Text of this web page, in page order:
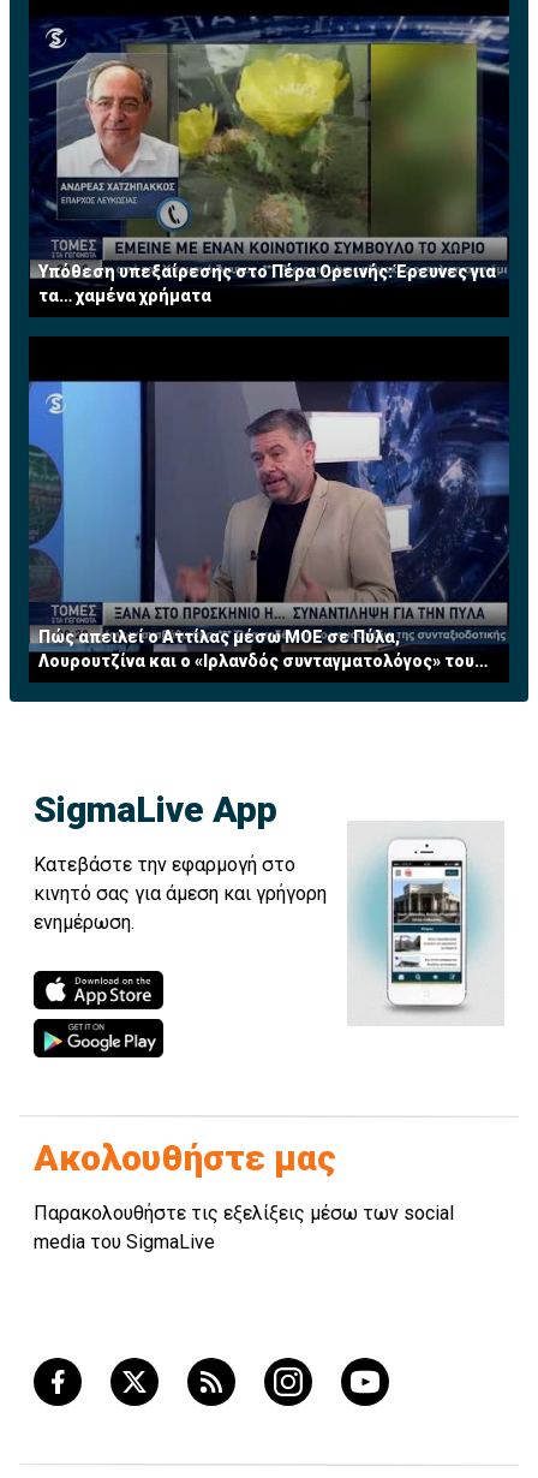
Υπόθεση υπεξαίρεσης στο Πέρα Ορεινής: Έρευνες για
τα… χαμένα χρήματα
Πώς απειλεί ο Αττίλας μέσω ΜΟΕ σε Πύλα,
Λουρουτζίνα και ο «Ιρλανδός συνταγματολόγος» του
ΟΗΕ
SigmaLive App
Κατεβάστε την εφαρμογή στο
κινητό σας για άμεση και γρήγορη
ενημέρωση.
Ακολουθήστε μας
Παρακολουθήστε τις εξελίξεις μέσω των social
media του SigmaLive